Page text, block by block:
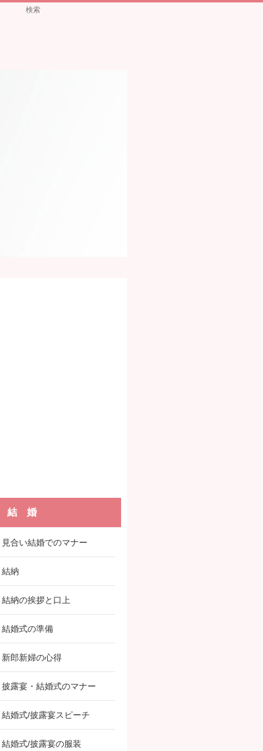
結 婚
見合い結婚でのマナー
結納
結納の挨拶と口上
結婚式の準備
新郎新婦の心得
披露宴・結婚式のマナー
結婚式/披露宴スピーチ
結婚式/披露宴の服装